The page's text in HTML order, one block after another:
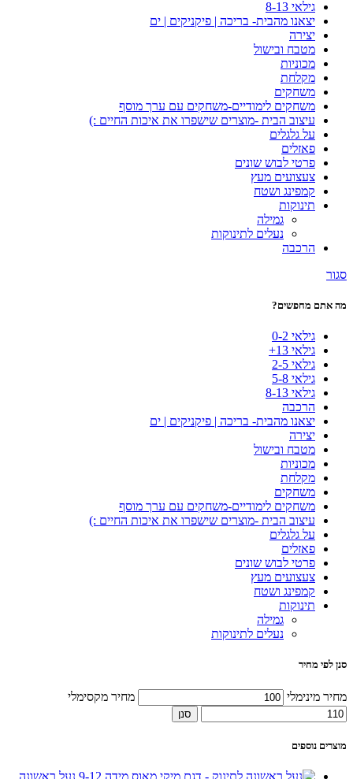
גילאי 8-13
יצאנו מהבית- בריכה | פיקניקים | ים
יצירה
מטבח ובישול
מכוניות
מקלחת
משחקים
משחקים לימודיים-משחקים עם ערך מוסף
עיצוב הבית -מוצרים שישפרו את איכות החיים :)
על גלגלים
פאזלים
פרטי לבוש שונים
צעצועים מעץ
קמפינג ושטח
תינוקות
גמילה
נעלים לתינוקות
הרכבה
סגור
מה אתם מחפשים?
גילאי 0-2
גילאי 13+
גילאי 2-5
גילאי 5-8
גילאי 8-13
הרכבה
יצאנו מהבית- בריכה | פיקניקים | ים
יצירה
מטבח ובישול
מכוניות
מקלחת
משחקים
משחקים לימודיים-משחקים עם ערך מוסף
עיצוב הבית -מוצרים שישפרו את איכות החיים :)
על גלגלים
פאזלים
פרטי לבוש שונים
צעצועים מעץ
קמפינג ושטח
תינוקות
גמילה
נעלים לתינוקות
סנן לפי מחיר
מחיר מינימלי מחיר מקסימלי
סנן
מוצרים נוספים
נעל ראשונה